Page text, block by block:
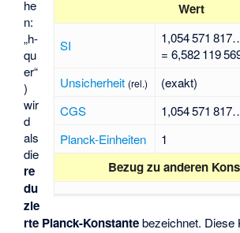
Wert
SI 1 054571
=6 582119
Unsicherheit (rel.)
(exakt)
CGS
1 054571
Planck-Einheiten
1
Bezug zu anderen
he
n:
„h-
qu
er“
)
wir
d
als
die
re
du
zie
rte Planck-Konstantebezeichnet. Diese